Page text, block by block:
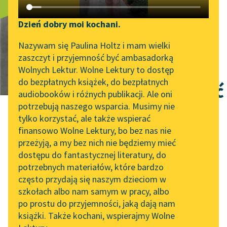
Katalog DAISY
Podkasty o książkach
Zgłoś brak utworu
Aktualności
„Prokurator Alicja Horn”
do słuchania
Byliśmy częścią AI Impact
Lab
Zapraszamy na spotkanie
online z tłumaczkami
literatury skandynawskiej
Spotkanie z Katarzyną
Tunkiel w Oslo
102. lata temu zmarł
Joseph Conrad
Narzędzia
Mapa Wolnych Lektur
Leśmianator
Przewodnik dla piszących i
czytających
API
OAI-PMH
Widget Wolnych Lektur
Przypisy
Dzień dobry moi kochani.
Nazywam się Paulina Holtz i mam wielki
zaszczyt i przyjemność być ambasadorką
Wolnych Lektur. Wolne Lektury to dostęp
do bezpłatnych książek, do bezpłatnych
audiobooków i różnych publikacji. Ale oni
potrzebują naszego wsparcia. Musimy nie
tylko korzystać, ale także wspierać
finansowo Wolne Lektury, bo bez nas nie
przeżyją, a my bez nich nie będziemy mieć
dostępu do fantastycznej literatury, do
potrzebnych materiałów, które bardzo
często przydają się naszym dzieciom w
szkołach albo nam samym w pracy, albo
po prostu do przyjemności, jaką dają nam
książki. Także kochani, wspierajmy Wolne
Co każda matka
swojej
dorastającej
córce powiedzieć
powinna
Izabela Moszczeńska